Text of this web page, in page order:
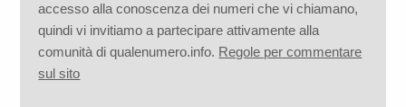
accesso alla conoscenza dei numeri che vi chiamano,
quindi vi invitiamo a partecipare attivamente alla
comunità di qualenumero.info. Regole per commentare
sul sito